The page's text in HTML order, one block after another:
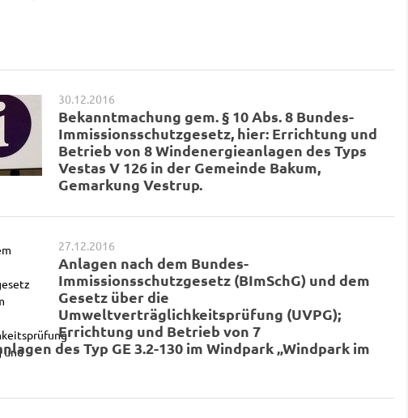
30.12.2016
Bekanntmachung gem. § 10 Abs. 8 Bundes-
Immissionsschutzgesetz, hier: Errichtung und
Betrieb von 8 Windenergieanlagen des Typs
Vestas V 126 in der Gemeinde Bakum,
Gemarkung Vestrup.
27.12.2016
Anlagen nach dem Bundes-
Immissionsschutzgesetz (BImSchG) und dem
Gesetz über die
Umweltverträglichkeitsprüfung (UVPG);
Errichtung und Betrieb von 7
des Typ GE 3.2-130 im Windpark „Windpark im